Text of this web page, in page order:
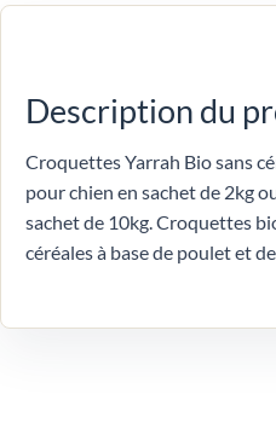
Description du
Croquettes Yarrah Bio sans
pour chien en sachet de 2kg
sachet de 10kg. Croquettes
céréales à base de poulet et